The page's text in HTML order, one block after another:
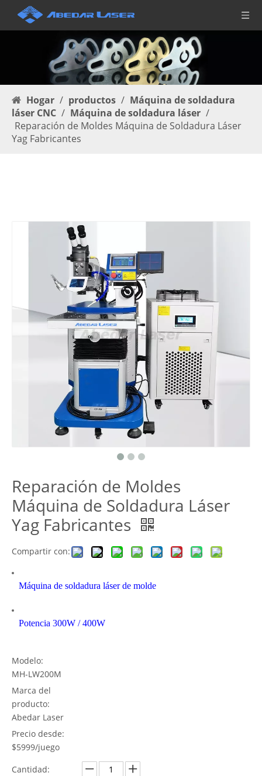
Hogar / productos / Máquina de soldadura
láser CNC / Máquina de soldadura láser /
Reparación de Moldes Máquina de Soldadura Láser
Yag Fabricantes
Reparación de Moldes
Máquina de Soldadura Láser
Yag Fabricantes
Compartir con:
Máquina de soldadura láser de molde
Potencia 300W / 400W
Modelo:
MH-LW200M
Marca del
producto:
Abedar Laser
Precio desde:
$5999/juego
Cantidad: